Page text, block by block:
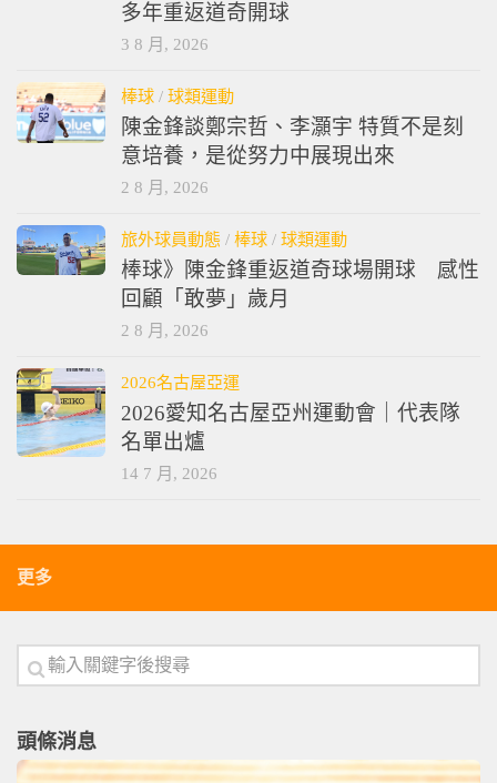
多年重返道奇開球
3 8 月, 2026
棒球 / 球類運動
陳金鋒談鄭宗哲、李灝宇 特質不是刻
意培養，是從努力中展現出來
2 8 月, 2026
旅外球員動態 / 棒球 / 球類運動
棒球》陳金鋒重返道奇球場開球 感性
回顧「敢夢」歲月
2 8 月, 2026
2026名古屋亞運
2026愛知名古屋亞州運動會｜代表隊
名單出爐
14 7 月, 2026
更多
頭條消息